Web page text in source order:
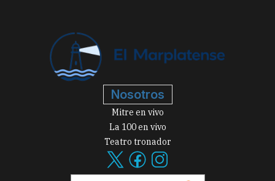
Nosotros
Mitre en vivo
La 100 en vivo
Teatro tronador